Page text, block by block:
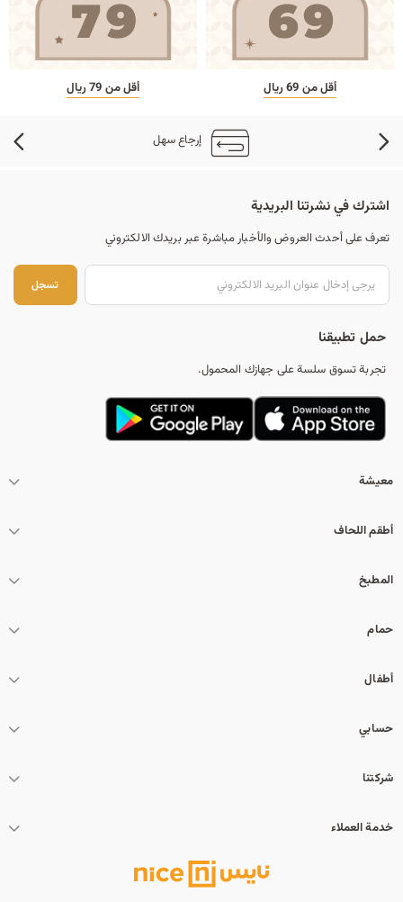
أقل من 69 ريال أقل من 79 ريال
إرجاع سهل
اشترك في نشرتنا البريدية
تعرف على أحدث العروض والأخبار مباشرة عبر بريدك الالكتروني
تسجل
حمل تطبيقنا
تجربة تسوق سلسة على جهازك المحمول.
معيشة
أطقم اللحاف
المطبخ
حمام
أطفال
حسابي
شركتنا
خدمة العملاء